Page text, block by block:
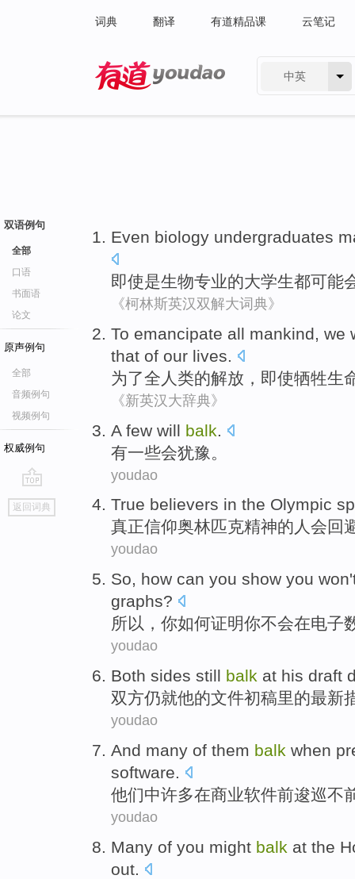
词典 翻译 有道精品课 云笔记
中英
双语例句
全部
口语
书面语
论文
原声例句
全部
音频例句
视频例句
权威例句
go
top
返回词典
Even biology undergraduates
即使是生物专业的大学生都可能
《柯林斯英汉双解大词典》
To emancipate all mankind, we
that of our lives.
为了全人类的解放， 即使牺牲生
《新英汉大辞典》
A few will balk
有一些会犹豫。
youdao
True believers in the Olympic
真正信仰奥林匹克精神的人 会回
youdao
So, how can you show you
graphs?
所以 ， 你如何证明你不会在电子
youdao
Both sides still balk at his draft
双方仍就他的文件初稿里的最新
youdao
And many of them balk when
software.
他们中许多在商业软件前逡巡不
youdao
Many of you might balk at the
out.